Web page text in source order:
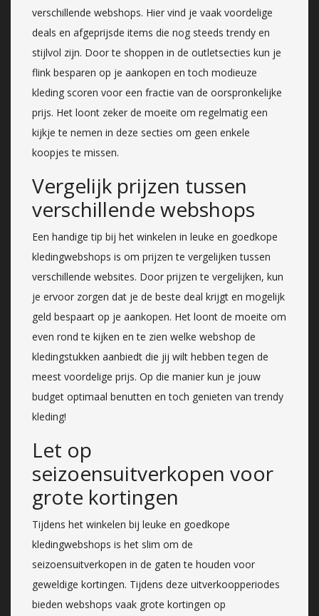
verschillende webshops. Hier vind je vaak voordelige
deals en afgeprijsde items die nog steeds trendy en
stijlvol zijn. Door te shoppen in de outletsecties kun je
flink besparen op je aankopen en toch modieuze
kleding scoren voor een fractie van de oorspronkelijke
prijs. Het loont zeker de moeite om regelmatig een
kijkje te nemen in deze secties om geen enkele
koopjes te missen.
Vergelijk prijzen tussen
verschillende webshops
Een handige tip bij het winkelen in leuke en goedkope
kledingwebshops is om prijzen te vergelijken tussen
verschillende websites. Door prijzen te vergelijken, kun
je ervoor zorgen dat je de beste deal krijgt en mogelijk
geld bespaart op je aankopen. Het loont de moeite om
even rond te kijken en te zien welke webshop de
kledingstukken aanbiedt die jij wilt hebben tegen de
meest voordelige prijs. Op die manier kun je jouw
budget optimaal benutten en toch genieten van trendy
kleding!
Let op
seizoensuitverkopen voor
grote kortingen
Tijdens het winkelen bij leuke en goedkope
kledingwebshops is het slim om de
seizoensuitverkopen in de gaten te houden voor
geweldige kortingen. Tijdens deze uitverkoopperiodes
bieden webshops vaak grote kortingen op